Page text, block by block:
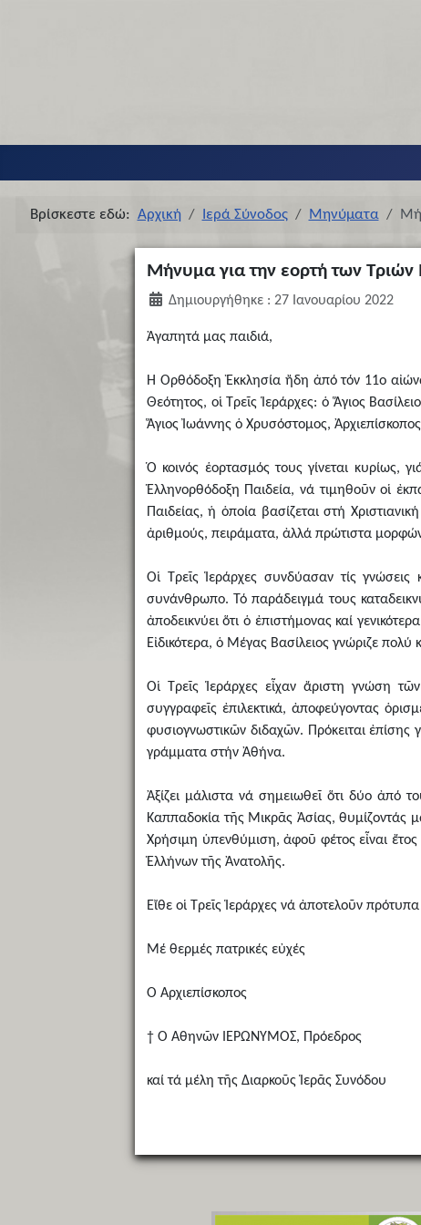
Βρίσκεστε εδώ: Αρχική Ιερά Σύνοδος Μηνύματα
Μήνυμα για την εορτή των Τριών
Δημιουργήθηκε : 27 Ιανουαρίου 2022
Ἀγαπητά μας παιδιά,
Ἡ Ὀρθόδοξη Ἐκκλησία ἤδη ἀπό τόν 11ο αἰώνα
Θεότητος, οἱ Τρεῖς Ἱεράρχες: ὁ Ἅγιος
Ἅγιος Ἰωάννης ὁ Χρυσόστομος,
Ὁ κοινός ἑορτασμός τους γίνεται κυρίως,
Ἑλληνορθόδοξη Παιδεία, νά τιμηθοῦν οἱ
Παιδείας, ἡ ὁποία βασίζεται στή
ἀριθμούς, πειράματα, ἀλλά πρώτιστα
Οἱ Τρεῖς Ἱεράρχες συνδύασαν τίς
συνάνθρωπο. Τό παράδειγμά τους
ἀποδεικνύει ὅτι ὁ ἐπιστήμονας καί
Εἰδικότερα, ὁ Μέγας Βασίλειος γνώριζε
Οἱ Τρεῖς Ἱεράρχες εἶχαν ἄριστη γνώση
συγγραφεῖς ἐπιλεκτικά, ἀποφεύγοντας
φυσιογνωστικῶν διδαχῶν. Πρόκειται
γράμματα στήν Ἀθήνα.
Ἀξίζει μάλιστα νά σημειωθεῖ ὅτι δύο ἀπό
Καππαδοκία τῆς Μικρᾶς Ἀσίας, θυμίζοντάς
Χρήσιμη ὑπενθύμιση, ἀφοῦ φέτος εἶναι
Ἑλλήνων τῆς Ἀνατολῆς.
Εἴθε οἱ Τρεῖς Ἱεράρχες νά ἀποτελοῦν
Μέ θερμές πατρικές εὐχές
Ὁ Ἀρχιεπίσκοπος
† Ὁ Ἀθηνῶν ΙΕΡΩΝΥΜΟΣ, Πρόεδρος
καί τά μέλη τῆς Διαρκοῦς Ἱερᾶς Συνόδου